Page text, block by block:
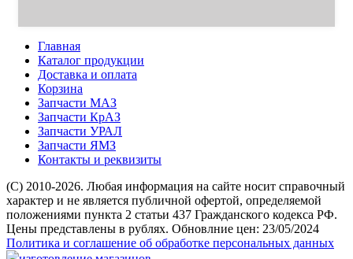
Главная
Каталог продукции
Доставка и оплата
Корзина
Запчасти МАЗ
Запчасти КрАЗ
Запчасти УРАЛ
Запчасти ЯМЗ
Контакты и реквизиты
(C) 2010-2026. Любая информация на сайте носит справочный
характер и не является публичной офертой, определяемой
положениями пункта 2 статьи 437 Гражданского кодекса РФ.
Цены представлены в рублях. Обновлние цен: 23/05/2024
Политика и соглашение об обработке персональных данных